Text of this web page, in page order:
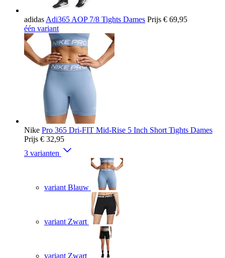
adidas Adi365 AOP 7/8 Tights Dames Prijs € 69,95
één variant
Nike Pro 365 Dri-FIT Mid-Rise 5 Inch Short Tights Dames
Prijs € 32,95
3 varianten
variant Blauw
variant Zwart
variant Zwart